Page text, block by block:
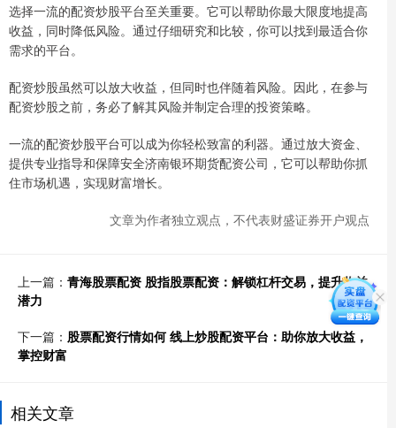
选择一流的配资炒股平台至关重要。它可以帮助你最大限度地提高
收益，同时降低风险。通过仔细研究和比较，你可以找到最适合你
需求的平台。
配资炒股虽然可以放大收益，但同时也伴随着风险。因此，在参与
配资炒股之前，务必了解其风险并制定合理的投资策略。
一流的配资炒股平台可以成为你轻松致富的利器。通过放大资金、
提供专业指导和保障安全济南银环期货配资公司，它可以帮助你抓
住市场机遇，实现财富增长。
文章为作者独立观点，不代表财盛证券开户观点
上一篇： 青海股票配资 股指股票配资：解锁杠杆交易，提升收益
潜力
下一篇： 股票配资行情如何 线上炒股配资平台：助你放大收益，
掌控财富
相关文章